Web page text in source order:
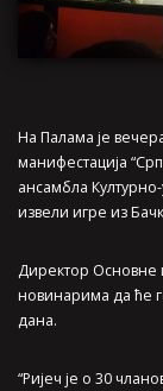
На Палама је
манифестација
ансамбла
извели игре из
Директор Основне
новинарима да ће
дана.
“Ријеч је о 30